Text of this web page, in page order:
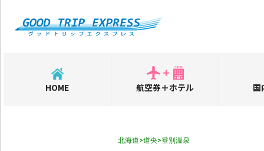
HOME 航空券＋ホテル 国
北海道>道央>登別温泉